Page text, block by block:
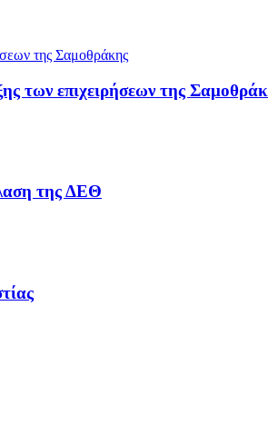
των επιχειρήσεων της
της ΔΕΘ